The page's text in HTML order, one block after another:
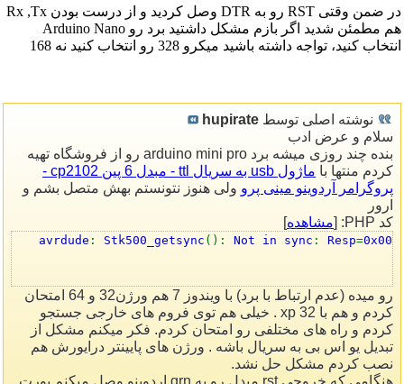
در ضمن وقتی RST رو به DTR وصل کردید و از درست بودن Rx ,Tx
هم مطمئن شدید اگر بازم مشکل داشتید برد رو Arduino Nano
انتخاب کنید، تواجه داشته باشید میکرو 328 رو انتخاب کنید نه 168
نوشته اصلی توسط hupirate
سلام و عرض ادب
بنده چند روزی میشه برد arduino mini pro رو از فروشگاه تهیه
کردم منتها با
ماژول usb به سریال ttl - مبدل 6 پین cp2102 -
پروگرامر آردوینو مینی پرو ولی هنوز نتونستم بهش متصل بشم و
ارور
کد PHP: [
مشاهده]
avrdude : Stk500_getsync (): Not in sync : Resp=0x00
رو میده (عدم ارتباط با برد) با ویندوز 7 هم ورژن32 و 64 امتحان
کردم و هم با xp 32 . خیلی هم توی فروم های خارجی جستجو
کردم و راه های مختلفی رو امتحان کردم. فکر میکنم مشکل از
تبدیل یو اس بی به سریال باشه . ورژن های پایینتر درایورش هم
نصب کردم مشکل حل نشد.